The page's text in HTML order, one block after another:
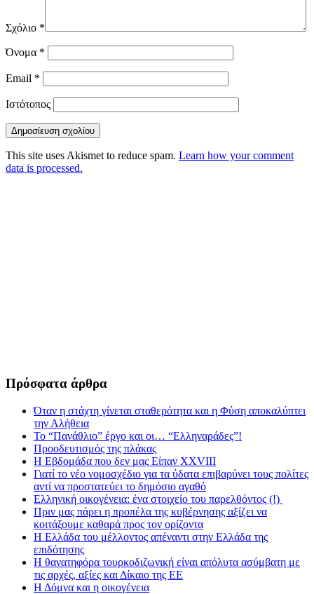
Σχόλιο *
Όνομα *
Email *
Ιστότοπος
This site uses Akismet to reduce spam. Learn how your comment
data is processed.
Πρόσφατα άρθρα
Όταν η στάχτη γίνεται σταθερότητα και η Φύση αποκαλύπτει
την Αλήθεια
Το “Πανάθλιο” έργο και οι… “Ελληναράδες”!
Προοδευτισμός της πλάκας
Η Εβδομάδα που δεν μας Είπαν XXVIII
Γιατί το νέο νομοσχέδιο για τα ύδατα επιβαρύνει τους πολίτες
αντί να προστατεύει το δημόσιο αγαθό
Ελληνική οικογένεια: ένα στοιχείο του παρελθόντος (!)
Πριν μας πάρει η προπέλα της κυβέρνησης αξίζει να
κοιτάξουμε καθαρά προς τον ορίζοντα
Η Ελλάδα του μέλλοντος απέναντι στην Ελλάδα της
επιδότησης
Η θανατηφόρα τουρκοδιζωνική είναι απόλυτα ασύμβατη με
τις αρχές, αξίες και Δίκαιο της ΕΕ
Η Δόμνα και η οικογένεια